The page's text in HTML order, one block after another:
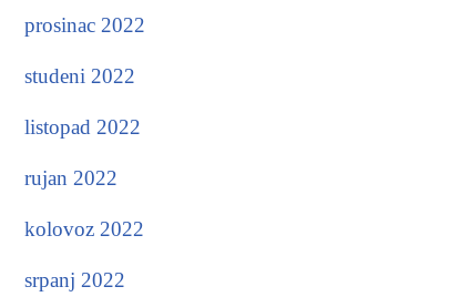
prosinac 2022
studeni 2022
listopad 2022
rujan 2022
kolovoz 2022
srpanj 2022